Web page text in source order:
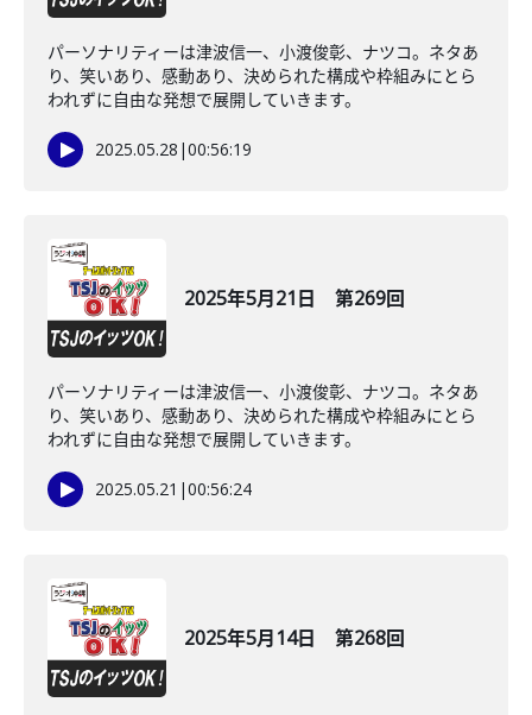
パーソナリティーは津波信一、小渡俊彰、ナツコ。ネタあ
り、笑いあり、感動あり、決められた構成や枠組みにとら
われずに自由な発想で展開していきます。
2025.05.28 |00:56:19
2025年5月21日 第269回
パーソナリティーは津波信一、小渡俊彰、ナツコ。ネタあ
り、笑いあり、感動あり、決められた構成や枠組みにとら
われずに自由な発想で展開していきます。
2025.05.21 |00:56:24
2025年5月14日 第268回